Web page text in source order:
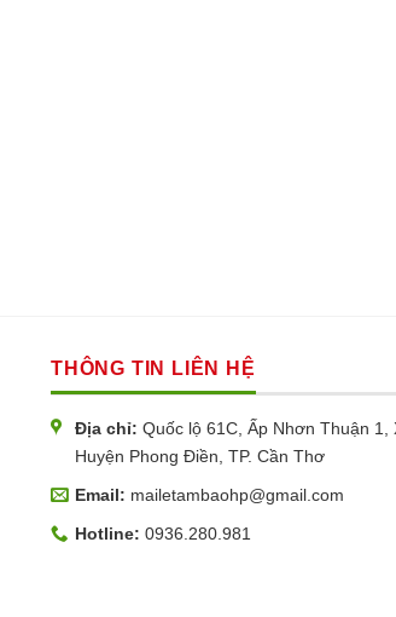
THÔNG TIN LIÊN HỆ
Địa chỉ: Quốc lộ 61C, Ấp Nhơn Thuận 1,
Huyện Phong Điền, TP. Cần Thơ
Email: mailetambaohp@gmail.com
Hotline: 0936.280.981